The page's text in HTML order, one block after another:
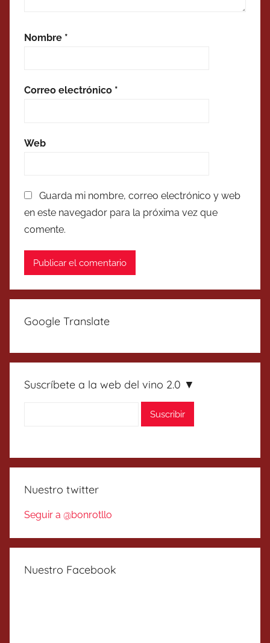
Nombre *
Correo electrónico *
Web
Guarda mi nombre, correo electrónico y web
en este navegador para la próxima vez que
comente.
Google Translate
Suscríbete a la web del vino 2.0 ▼
Nuestro twitter
Seguir a @bonrotllo
Nuestro Facebook